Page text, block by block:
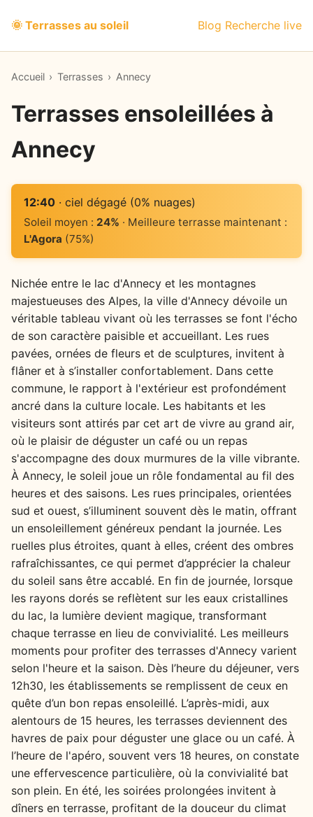
🌞 Terrasses au soleil Blog Recherche live
Accueil › Terrasses › Annecy
Terrasses ensoleillées à
Annecy
12:40· ciel dégagé (0% nuages)
Soleil moyen : 24% · Meilleure terrasse maintenant :
L'Agora (75%)
Nichée entre le lac d'Annecy et les montagnes
majestueuses des Alpes, la ville d'Annecy dévoile un
véritable tableau vivant où les terrasses se font l'écho
de son caractère paisible et accueillant. Les rues
pavées, ornées de fleurs et de sculptures, invitent à
flâner et à s’installer confortablement. Dans cette
commune, le rapport à l'extérieur est profondément
ancré dans la culture locale. Les habitants et les
visiteurs sont attirés par cet art de vivre au grand air,
où le plaisir de déguster un café ou un repas
s'accompagne des doux murmures de la ville vibrante.
À Annecy, le soleil joue un rôle fondamental au fil des
heures et des saisons. Les rues principales, orientées
sud et ouest, s’illuminent souvent dès le matin, offrant
un ensoleillement généreux pendant la journée. Les
ruelles plus étroites, quant à elles, créent des ombres
rafraîchissantes, ce qui permet d’apprécier la chaleur
du soleil sans être accablé. En fin de journée, lorsque
les rayons dorés se reflètent sur les eaux cristallines
du lac, la lumière devient magique, transformant
chaque terrasse en lieu de convivialité. Les meilleurs
moments pour profiter des terrasses d'Annecy varient
selon l'heure et la saison. Dès l’heure du déjeuner, vers
12h30, les établissements se remplissent de ceux en
quête d’un bon repas ensoleillé. L’après-midi, aux
alentours de 15 heures, les terrasses deviennent des
havres de paix pour déguster une glace ou un café. À
l’heure de l'apéro, souvent vers 18 heures, on constate
une effervescence particulière, où la convivialité bat
son plein. En été, les soirées prolongées invitent à
dîners en terrasse, profitant de la douceur du climat